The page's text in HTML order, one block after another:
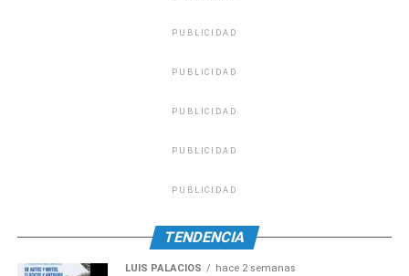
PUBLICIDAD
PUBLICIDAD
PUBLICIDAD
PUBLICIDAD
PUBLICIDAD
TENDENCIA
LUIS PALACIOS hace 2 semanas